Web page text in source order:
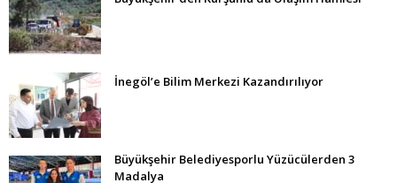
İnegöl’e Bilim Merkezi Kazandırılıyor
Büyükşehir Belediyesporlu Yüzücülerden 3
Madalya